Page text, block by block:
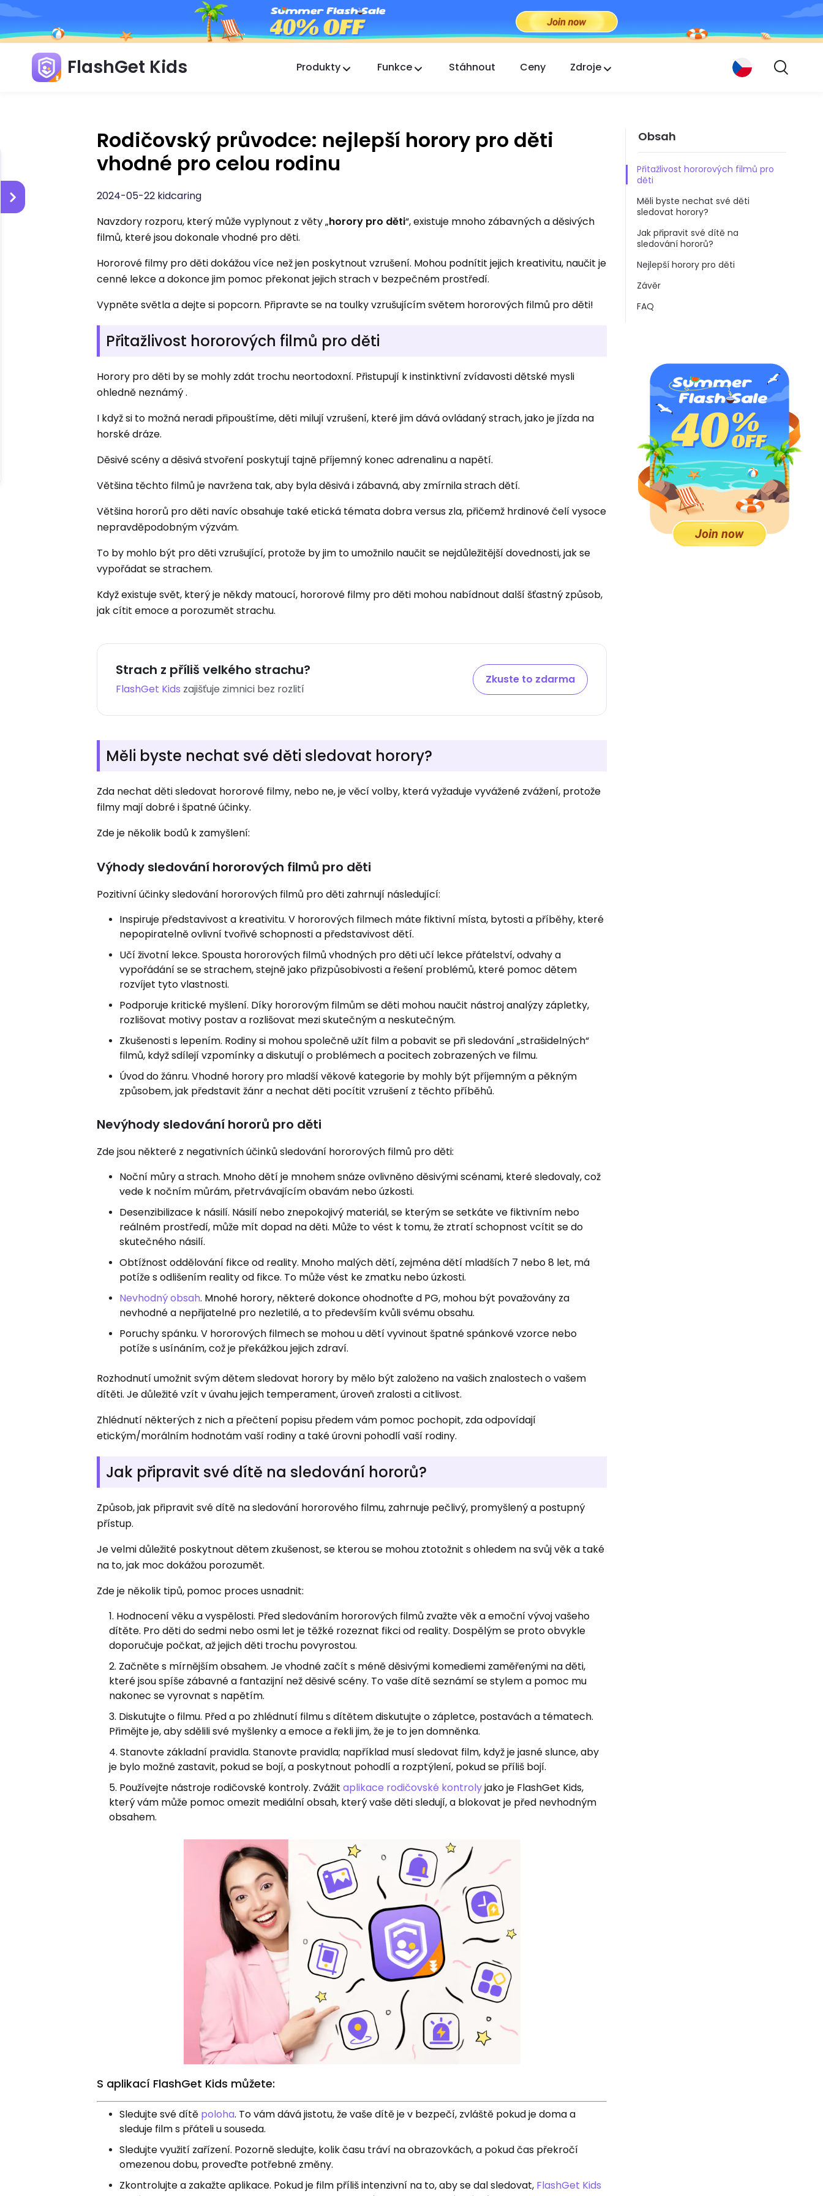
FlashGet Kids Produkty
FlashGet Finder
Funkce Stáhnout Ceny Zdroje
Rodičovský průvodce: nejlepší horory pro děti
vhodné pro celou rodinu
2024-05-22 kidcaring
Navzdory rozporu, který může vyplynout z věty „horory pro děti“, existuje mnoho zábavných a děsivých
filmů, které jsou dokonale vhodné pro děti.
Hororové filmy pro děti dokážou více než jen poskytnout vzrušení. Mohou podnítit jejich kreativitu, naučit je
cenné lekce a dokonce jim pomoc překonat jejich strach v bezpečném prostředí.
Vypněte světla a dejte si popcorn. Připravte se na toulky vzrušujícím světem hororových filmů pro děti!
Přitažlivost hororových filmů pro děti
Horory pro děti by se mohly zdát trochu neortodoxní. Přistupují k instinktivní zvídavosti dětské mysli
ohledně neznámý .
I když si to možná neradi připouštíme, děti milují vzrušení, které jim dává ovládaný strach, jako je jízda na
horské dráze.
Děsivé scény a děsivá stvoření poskytují tajně příjemný konec adrenalinu a napětí.
Většina těchto filmů je navržena tak, aby byla děsivá i zábavná, aby zmírnila strach dětí.
Většina hororů pro děti navíc obsahuje také etická témata dobra versus zla, přičemž hrdinové čelí vysoce
nepravděpodobným výzvám.
To by mohlo být pro děti vzrušující, protože by jim to umožnilo naučit se nejdůležitější dovednosti, jak se
vypořádat se strachem.
Když existuje svět, který je někdy matoucí, hororové filmy pro děti mohou nabídnout další šťastný způsob,
jak cítit emoce a porozumět strachu.
Strach z příliš velkého strachu?
FlashGet Kids zajišťuje zimnici bez rozlití
Zkuste to zdarma
Měli byste nechat své děti sledovat horory?
Zda nechat děti sledovat hororové filmy, nebo ne, je věcí volby, která vyžaduje vyvážené zvážení, protože
filmy mají dobré i špatné účinky.
Zde je několik bodů k zamyšlení:
Výhody sledování hororových filmů pro děti
Pozitivní účinky sledování hororových filmů pro děti zahrnují následující:
Inspiruje představivost a kreativitu. V hororových filmech máte fiktivní místa, bytosti a příběhy, které
nepopiratelně ovlivní tvořivé schopnosti a představivost dětí.
Učí životní lekce. Spousta hororových filmů vhodných pro děti učí lekce přátelství, odvahy a
vypořádání se se strachem, stejně jako přizpůsobivosti a řešení problémů, které pomoc dětem
rozvíjet tyto vlastnosti.
Podporuje kritické myšlení. Díky hororovým filmům se děti mohou naučit nástroj analýzy zápletky,
rozlišovat motivy postav a rozlišovat mezi skutečným a neskutečným.
Zkušenosti s lepením. Rodiny si mohou společně užít film a pobavit se při sledování „strašidelných“
filmů, když sdílejí vzpomínky a diskutují o problémech a pocitech zobrazených ve filmu.
Úvod do žánru. Vhodné horory pro mladší věkové kategorie by mohly být příjemným a pěkným
způsobem, jak představit žánr a nechat děti pocítit vzrušení z těchto příběhů.
Nevýhody sledování hororů pro děti
Zde jsou některé z negativních účinků sledování hororových filmů pro děti:
Noční můry a strach. Mnoho dětí je mnohem snáze ovlivněno děsivými scénami, které sledovaly, což
vede k nočním můrám, přetrvávajícím obavám nebo úzkosti.
Desenzibilizace k násilí. Násilí nebo znepokojivý materiál, se kterým se setkáte ve fiktivním nebo
reálném prostředí, může mít dopad na děti. Může to vést k tomu, že ztratí schopnost vcítit se do
skutečného násilí.
Obtížnost oddělování fikce od reality. Mnoho malých dětí, zejména dětí mladších 7 nebo 8 let, má
potíže s odlišením reality od fikce. To může vést ke zmatku nebo úzkosti.
Nevhodný obsah. Mnohé horory, některé dokonce ohodnoťte d PG, mohou být považovány za
nevhodné a nepřijatelné pro nezletilé, a to především kvůli svému obsahu.
Poruchy spánku. V hororových filmech se mohou u dětí vyvinout špatné spánkové vzorce nebo
potíže s usínáním, což je překážkou jejich zdraví.
Rozhodnutí umožnit svým dětem sledovat horory by mělo být založeno na vašich znalostech o vašem
dítěti. Je důležité vzít v úvahu jejich temperament, úroveň zralosti a citlivost.
Zhlédnutí některých z nich a přečtení popisu předem vám pomoc pochopit, zda odpovídají
etickým/morálním hodnotám vaší rodiny a také úrovni pohodlí vaší rodiny.
Jak připravit své dítě na sledování hororů?
Způsob, jak připravit své dítě na sledování hororového filmu, zahrnuje pečlivý, promyšlený a postupný
přístup.
Je velmi důležité poskytnout dětem zkušenost, se kterou se mohou ztotožnit s ohledem na svůj věk a také
na to, jak moc dokážou porozumět.
Zde je několik tipů, pomoc proces usnadnit:
Hodnocení věku a vyspělosti. Před sledováním hororových filmů zvažte věk a emoční vývoj vašeho
dítěte. Pro děti do sedmi nebo osmi let je těžké rozeznat fikci od reality. Dospělým se proto obvykle
doporučuje počkat, až jejich děti trochu povyrostou.
Začněte s mírnějším obsahem. Je vhodné začít s méně děsivými komediemi zaměřenými na děti,
které jsou spíše zábavné a fantazijní než děsivé scény. To vaše dítě seznámí se stylem a pomoc mu
nakonec se vyrovnat s napětím.
Diskutujte o filmu. Před a po zhlédnutí filmu s dítětem diskutujte o zápletce, postavách a tématech.
Přimějte je, aby sdělili své myšlenky a emoce a řekli jim, že je to jen domněnka.
Stanovte základní pravidla. Stanovte pravidla; například musí sledovat film, když je jasné slunce, aby
je bylo možné zastavit, pokud se bojí, a poskytnout pohodlí a rozptýlení, pokud se příliš bojí.
Používejte nástroje rodičovské kontroly. Zvážitaplikace rodičovské kontrolyjako je FlashGet Kids,
který vám může pomoc omezit mediální obsah, který vaše děti sledují, a blokovat je před nevhodným
obsahem.
S aplikací FlashGet Kids můžete:
Sledujte své dítě poloha. To vám dává jistotu, že vaše dítě je v bezpečí, zvláště pokud je doma a
sleduje film s přáteli u souseda.
Sledujte využití zařízení. Pozorně sledujte, kolik času tráví na obrazovkách, a pokud čas překročí
omezenou dobu, proveďte potřebné změny.
Zkontrolujte a zakažte aplikace. Pokud je film příliš intenzivní na to, aby se dal sledovat, FlashGet Kids
Obsah
Přitažlivost hororových filmů pro
děti
Měli byste nechat své děti
sledovat horory?
Jak připravit své dítě na
sledování hororů?
Nejlepší horory pro děti
Závěr
FAQ